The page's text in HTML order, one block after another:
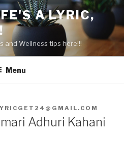
A LYRIC,
and Wellness tips here!!!
Menu
Adhuri Kahani